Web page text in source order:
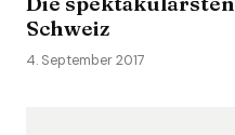
Schweiz
4. September 2017